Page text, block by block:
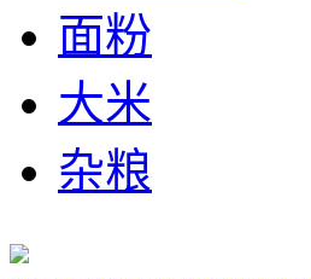
面粉
大米
杂粮